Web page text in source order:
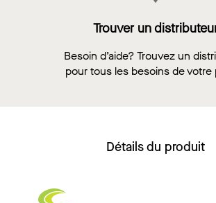
Trouver un
Besoin d’aide? Trouvez un
pour tous les besoins de votre
Détails du produit